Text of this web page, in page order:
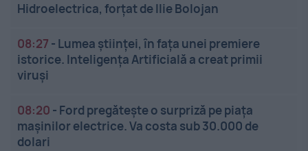
Hidroelectrica, forțat de Ilie Bolojan
08:27 - Lumea științei, în fața unei premiere
istorice. Inteligența Artificială a creat primii
viruși
08:20 - Ford pregătește o surpriză pe piața
mașinilor electrice. Va costa sub 30.000 de
dolari